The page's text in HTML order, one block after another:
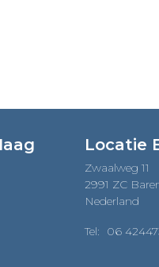
Locatie
Zwaalweg 11
2991 ZC
Nederland
Tel: 06